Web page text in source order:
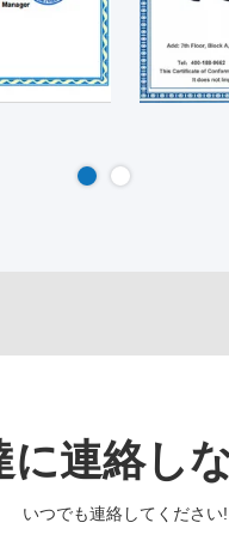
に連絡し
いつでも連絡してください!